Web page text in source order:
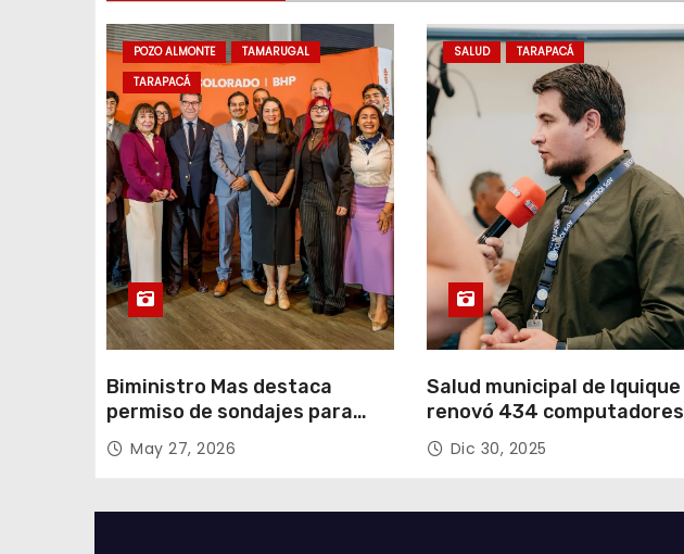
e
n
t
r
a
d
a
s
POZO ALMONTE
TAMARUGAL
TARAPACÁ
Biministro Mas destaca
permiso de sondajes para
Cerro Colorado
May 27, 2026
SALUD TARAPACÁ
Salud municipal de Iquique
renovó 434 computadores
con fondos del Gobierno de
Tarapacá
Dic 30, 2025